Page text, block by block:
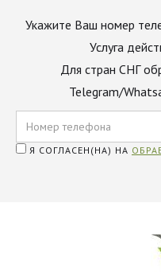
Укажите Ваш номер
Услуга
Для стран СНГ
Telegram/
Я СОГЛАСЕН(НА) НА